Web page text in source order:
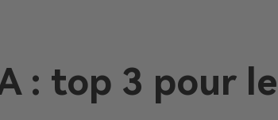
: top 3 pour